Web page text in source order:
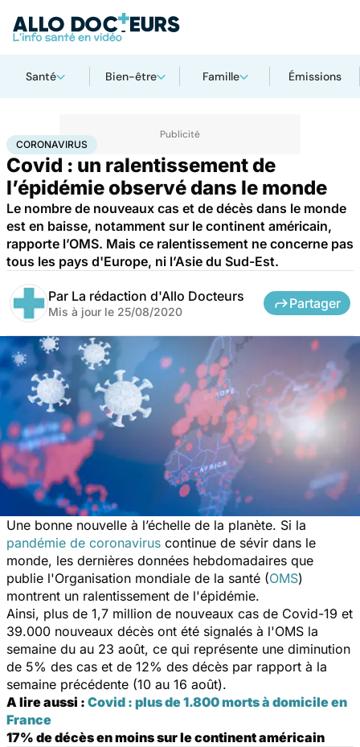
Santé Bien-être Famille Émissions
AccueilSantéMaladies Coronavirus
CORONAVIRUS
Covid : un ralentissement de
l’épidémie observé dans le monde
Le nombre de nouveaux cas et de décès dans le monde
est en baisse, notamment sur le continent américain,
rapporte l’OMS. Mais ce ralentissement ne concerne pas
tous les pays d'Europe, ni l’Asie du Sud-Est.
Par La rédaction d'Allo Docteurs
Mis à jour le 25/08/2020
Partager
Une bonne nouvelle à l’échelle de la planète. Si la
pandémie de coronavirus continue de sévir dans le
monde, les dernières données hebdomadaires que
publie l'Organisation mondiale de la santé (OMS)
montrent un ralentissement de l'épidémie.
Ainsi, plus de 1,7 million de nouveaux cas de Covid-19 et
39.000 nouveaux décès ont été signalés à l'OMS la
semaine du au 23 août, ce qui représente une diminution
de 5% des cas et de 12% des décès par rapport à la
semaine précédente (10 au 16 août).
A lire aussi : Covid : plus de 1.800 morts à domicile en
France
17% de décès en moins sur le continent américain